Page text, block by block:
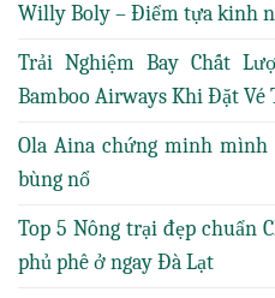
Willy Boly – Điểm tựa kinh
Trải Nghiệm Bay Chất
Bamboo Airways Khi Đặt Vé
Ola Aina chứng minh
bùng nổ
Top 5 Nông trại đẹp chuẩn
phủ phê ở ngay Đà Lạt